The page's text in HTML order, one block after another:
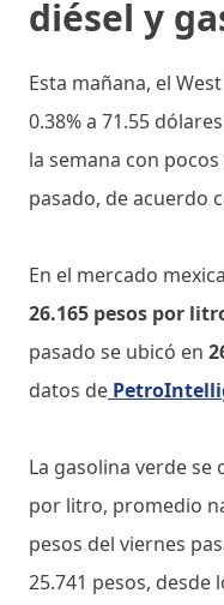
diésel y
Esta mañana, el
0.38% a 71.55
la semana con
pasado, de acuerdo
En el mercado
26.165 pesos por
pasado se ubicó en
datos de
La gasolina verde se
por litro, promedio
pesos del viernes
25.741 pesos, desde